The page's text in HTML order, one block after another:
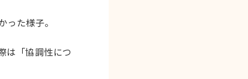
た様子。
は「協調性につ